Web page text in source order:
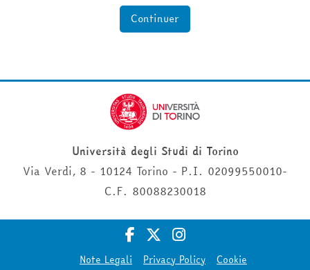
Continuer
Università degli Studi di Torino
Via Verdi, 8 - 10124 Torino - P.I. 02099550010-
C.F. 80088230018
Note Legali Privacy Policy Cookie